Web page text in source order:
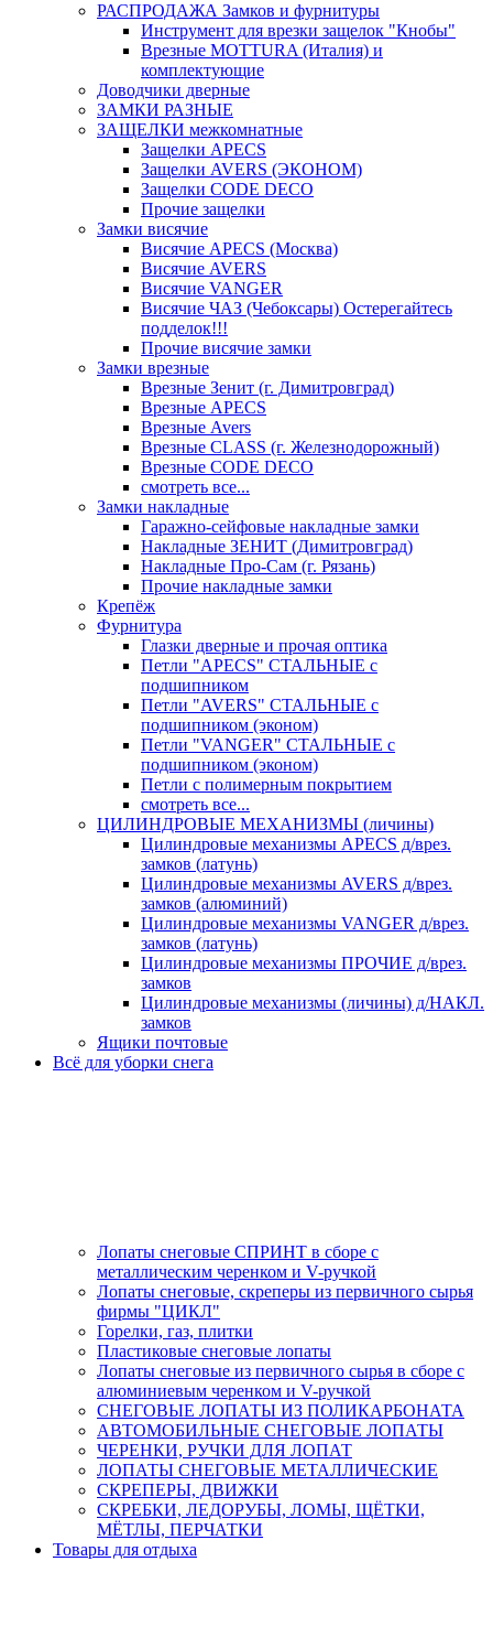
РАСПРОДАЖА Замков и фурнитуры
Инструмент для врезки защелок "Кнобы"
Врезные MOTTURA (Италия) и
комплектующие
Доводчики дверные
ЗАМКИ РАЗНЫЕ
ЗАЩЕЛКИ межкомнатные
Защелки APECS
Защелки AVERS (ЭКОНОМ)
Защелки CODE DECO
Прочие защелки
Замки висячие
Висячие APECS (Москва)
Висячие AVERS
Висячие VANGER
Висячие ЧАЗ (Чебоксары) Остерегайтесь
подделок!!!
Прочие висячие замки
Замки врезные
Врезные Зенит (г. Димитровград)
Врезные APECS
Врезные Avers
Врезные CLASS (г. Железнодорожный)
Врезные CODE DECO
смотреть все...
Замки накладные
Гаражно-сейфовые накладные замки
Накладные ЗЕНИТ (Димитровград)
Накладные Про-Сам (г. Рязань)
Прочие накладные замки
Крепёж
Фурнитура
Глазки дверные и прочая оптика
Петли "APECS" СТАЛЬНЫЕ с
подшипником
Петли "AVERS" СТАЛЬНЫЕ с
подшипником (эконом)
Петли "VANGER" СТАЛЬНЫЕ с
подшипником (эконом)
Петли с полимерным покрытием
смотреть все...
ЦИЛИНДРОВЫЕ МЕХАНИЗМЫ (личины)
Цилиндровые механизмы APECS д/врез.
замков (латунь)
Цилиндровые механизмы AVERS д/врез.
замков (алюминий)
Цилиндровые механизмы VANGER д/врез.
замков (латунь)
Цилиндровые механизмы ПРОЧИЕ д/врез.
замков
Цилиндровые механизмы (личины) д/НАКЛ.
замков
Ящики почтовые
Всё для уборки снега
Лопаты снеговые СПРИНТ в сборе с
металлическим черенком и V-ручкой
Лопаты снеговые, скреперы из первичного сырья
фирмы "ЦИКЛ"
Горелки, газ, плитки
Пластиковые снеговые лопаты
Лопаты снеговые из первичного сырья в сборе с
алюминиевым черенком и V-ручкой
СНЕГОВЫЕ ЛОПАТЫ ИЗ ПОЛИКАРБОНАТА
АВТОМОБИЛЬНЫЕ СНЕГОВЫЕ ЛОПАТЫ
ЧЕРЕНКИ, РУЧКИ ДЛЯ ЛОПАТ
ЛОПАТЫ СНЕГОВЫЕ МЕТАЛЛИЧЕСКИЕ
СКРЕПЕРЫ, ДВИЖКИ
СКРЕБКИ, ЛЕДОРУБЫ, ЛОМЫ, ЩЁТКИ,
МЁТЛЫ, ПЕРЧАТКИ
Товары для отдыха